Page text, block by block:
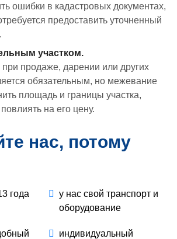
ошибки в кадастровых документах,
предоставить уточненный
участком.
продаже, дарении или других
обязательным, но межевание
площадь и границы участка,
на его цену.
нас, потому
года
у нас свой транспорт и
оборудование
индивидуальный